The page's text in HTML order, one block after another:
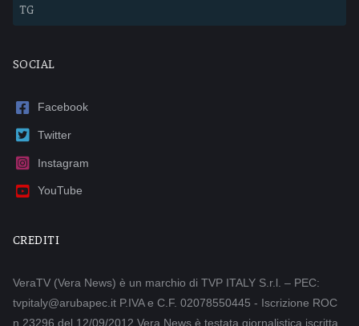
TG
SOCIAL
Facebook
Twitter
Instagram
YouTube
CREDITI
VeraTV (Vera News) è un marchio di TVP ITALY S.r.l. – PEC:
tvpitaly@arubapec.it P.IVA e C.F. 02078550445 - Iscrizione ROC
n.23296 del 12/09/2012 Vera News è testata giornalistica iscritta